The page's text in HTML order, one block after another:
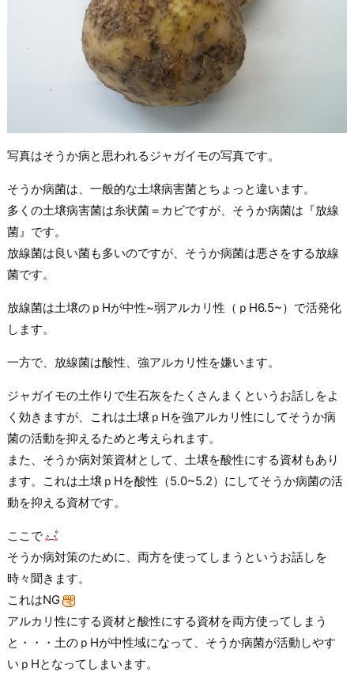
写真はそうか病と思われるジャガイモの写真です。
そうか病菌は、一般的な土壌病害菌とちょっと違います。
多くの土壌病害菌は糸状菌＝カビですが、そうか病菌は『放線
菌』です。
放線菌は良い菌も多いのですが、そうか病菌は悪さをする放線
菌です。
放線菌は土壌のｐHが中性~弱アルカリ性（ｐH6.5~）で活発化
します。
一方で、放線菌は酸性、強アルカリ性を嫌います。
ジャガイモの土作りで生石灰をたくさんまくというお話しをよ
く効きますが、これは土壌ｐHを強アルカリ性にしてそうか病
菌の活動を抑えるためと考えられます。
また、そうか病対策資材として、土壌を酸性にする資材もあり
ます。これは土壌ｐHを酸性（5.0~5.2）にしてそうか病菌の活
動を抑える資材です。
ここで
そうか病対策のために、両方を使ってしまうというお話しを
時々聞きます。
これはNG
アルカリ性にする資材と酸性にする資材を両方使ってしまう
と・・・土のｐHが中性域になって、そうか病菌が活動しやす
いｐHとなってしまいます。